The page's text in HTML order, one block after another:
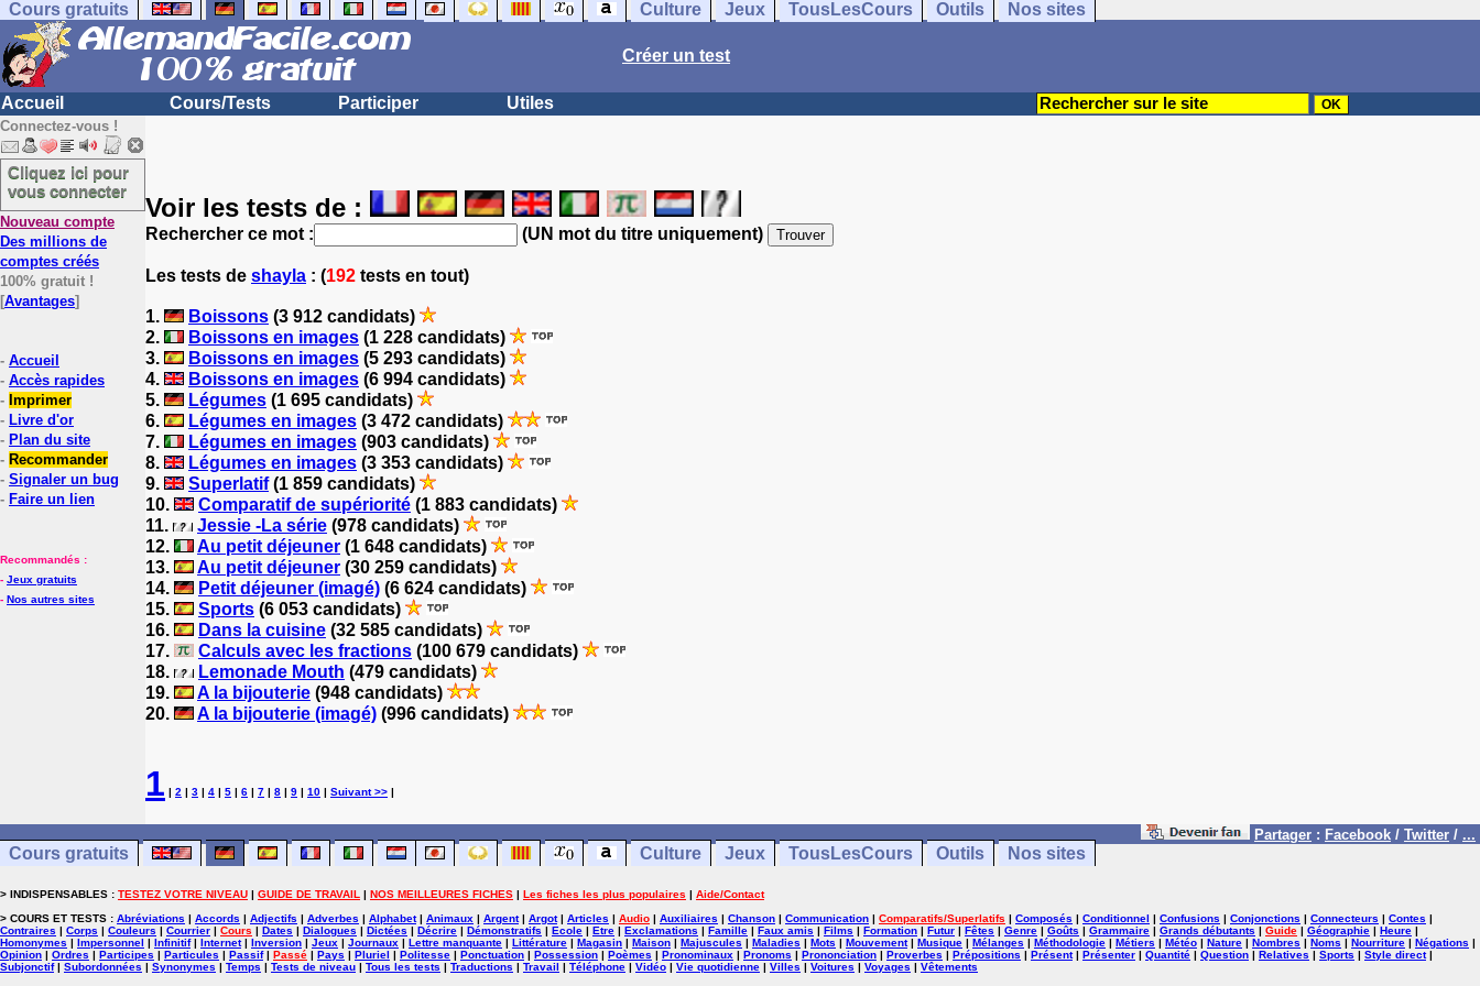
Cours gratuits Culture Jeux TousLesCours Outils Nos sites
Créer un test
Accueil Cours/Tests Participer Utiles
Connectez-vous !
Cliquez ici pour
vous connecter
Nouveau compte
Des millions de
comptes créés
100% gratuit !
[Avantages]
- Accueil
- Accès rapides
- Imprimer
- Livre d'or
- Plan du site
- Recommander
- Signaler un bug
- Faire un lien
Recommandés :
- Jeux gratuits
- Nos autres sites
Voir les tests de :
Rechercher ce mot : (UN mot du titre uniquement)
Les tests de shayla : (192 tests en tout)
1. Boissons (3 912 candidats)
2.
Boissons en images (1 228 candidats)
3.
Boissons en images (5 293 candidats)
4.
Boissons en images (6 994 candidats)
5.
Légumes (1 695 candidats)
6.
Légumes en images (3 472 candidats)
7.
Légumes en images (903 candidats)
8.
Légumes en images (3 353 candidats)
9.
Superlatif(1 859 candidats)
10.
Comparatif de supériorité (1 883 candidats)
11.
Jessie -La série (978 candidats)
12.
Au petit déjeuner (1 648 candidats)
13.
Au petit déjeuner (30 259 candidats)
14.
Petit déjeuner (imagé) (6 624 candidats)
15.
Sports (6 053 candidats)
16.
Dans la cuisine (32 585 candidats)
17.
Calculs avec les fractions (100 679 candidats)
18.
Lemonade Mouth (479 candidats)
19.
A la bijouterie (948 candidats)
20.
A la bijouterie (imagé) (996 candidats)
1 | 2 | 3 | 4 | 5 | 6 | 7 | 8 | 9 | 10 | Suivant >> |
Partager : Facebook / Twitter / ...
Cours gratuits Culture Jeux TousLesCours Outils Nos sites
> INDISPENSABLES : TESTEZ VOTRE NIVEAU | GUIDE DE TRAVAIL | NOS MEILLEURES FICHES | Les fiches les plus populaires | Aide/Contact
> COURS ET TESTS : Abréviations | Accords | Adjectifs | Adverbes | Alphabet| Animaux | Argent| Argot| Articles | Audio | Auxiliaires | Chanson | Communication | Comparatifs/Superlatifs | Composés | Conditionnel | Confusions | Conjonctions | Connecteurs | Contes |
Contraires | Corps | Couleurs | Courrier | Cours | Dates | Dialogues | Dictées | Décrire | Démonstratifs | Ecole | Etre | Exclamations | Famille | Faux amis | Films | Formation | Futur | Fêtes | Genre | Goûts | Grammaire | Grands débutants | Guide | Géographie | Heure |
Homonymes | Impersonnel | Infinitif| Internet| Inversion | Jeux | Journaux | Lettre manquante | Littérature | Magasin | Maison | Majuscules | Maladies | Mots | Mouvement| Musique | Mélanges | Méthodologie | Métiers | Météo | Nature | Nombres | Noms | Nourriture | Négations |
Opinion | Ordres | Participes | Particules | Passif| Passé | Pays | Pluriel | Politesse | Ponctuation | Possession | Poèmes | Pronominaux | Pronoms | Prononciation | Proverbes | Prépositions | Présent| Présenter | Quantité | Question | Relatives | Sports | Style direct|
Subjonctif| Subordonnées | Synonymes | Temps | Tests de niveau | Tous les tests | Traductions | Travail | Téléphone | Vidéo | Vie quotidienne | Villes | Voitures | Voyages | Vêtements